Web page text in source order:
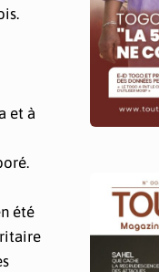
et à
été